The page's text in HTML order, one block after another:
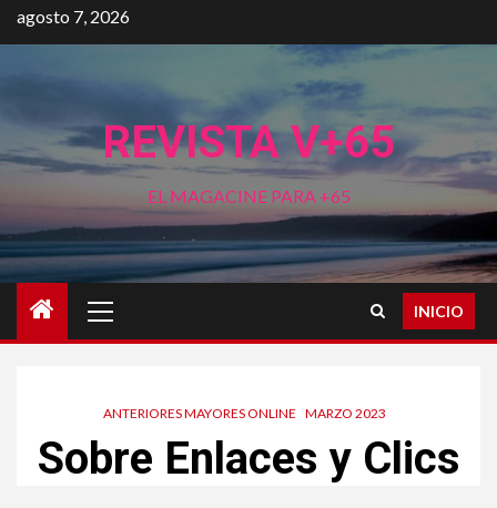
Saltar
al
agosto 7, 2026
REVISTA V+65
EL MAGACINE PARA +65
principal
INICIO
ANTERIORES MAYORES ONLINE MARZO 2023
Sobre Enlaces y Clics